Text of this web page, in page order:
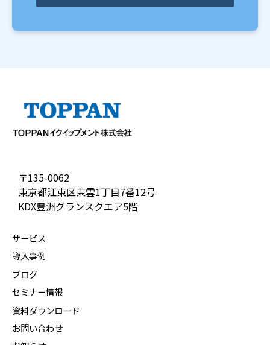
〒135-0062
東京都江東区東雲1丁目7番12号
KDX豊洲グランスクエア5階
サービス
導入事例
ブログ
セミナー情報
資料ダウンロード
お問い合わせ